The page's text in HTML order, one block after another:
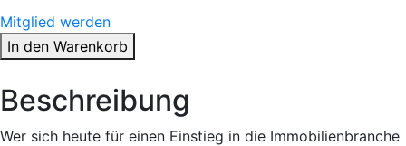
Mitglied werden
In den Warenkorb
Beschreibung
Wer sich heute für einen Einstieg in die Immobilienbranche